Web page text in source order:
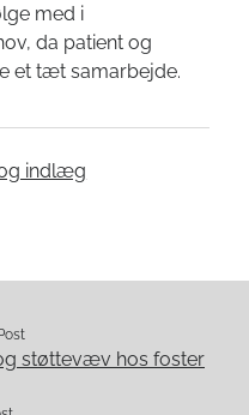
med i
da patient og
et tæt samarbejde.
indlæg
støttevæv hos foster